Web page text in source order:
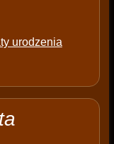
urodzenia